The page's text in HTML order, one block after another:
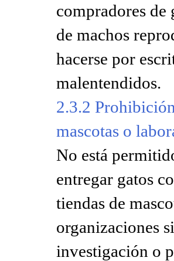
compradores de
de machos
hacerse por
malentendidos.
2.3.2
mascotas o
No está
entregar gatos
tiendas de
organizaciones
investigación o